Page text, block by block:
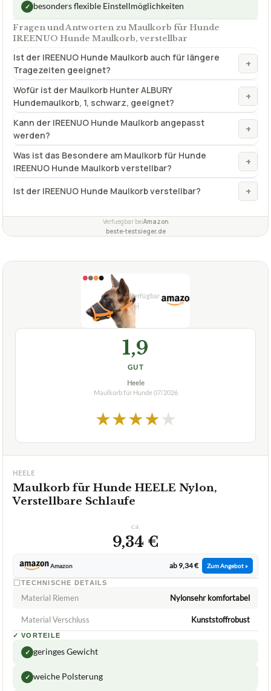
✓ besonders flexible Einstellmöglichkeiten
Fragen und Antworten zu Maulkorb für Hunde
IREENUO Hunde Maulkorb, verstellbar
Ist der IREENUO Hunde Maulkorb auch für längere
Tragezeiten geeignet?
+
Wofür ist der Maulkorb Hunter ALBURY
Hundemaulkorb, 1, schwarz, geeignet?
+
Kann der IREENUO Hunde Maulkorb angepasst
werden?
+
Was ist das Besondere am Maulkorb für Hunde
IREENUO Hunde Maulkorb verstellbar?
+
Ist der IREENUO Hunde Maulkorb verstellbar? +
Verfuegbar beiAmazon
beste-testsieger.de
1,9
GUT
Heele
Maulkorb für Hunde 07/2026
★★★★★
HEELE
Maulkorb für Hunde HEELE Nylon,
Verstellbare Schlaufe
ca.
9,34 €
Amazon ab 9,34 € Zum Angebot »
TECHNISCHE DETAILS
Material Riemen Nylonsehr komfortabel
Material Verschluss Kunststoffrobust
✓ VORTEILE
✓ geringes Gewicht
✓ weiche Polsterung